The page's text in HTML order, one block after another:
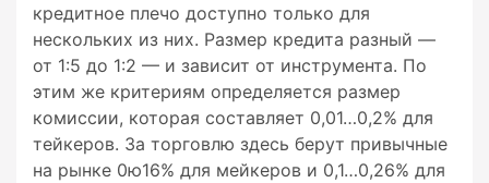
кредитное плечо доступно только для
нескольких из них. Размер кредита разный —
от 1:5 до 1:2 — и зависит от инструмента. По
этим же критериям определяется размер
комиссии, которая составляет 0,01…0,2% для
тейкеров. За торговлю здесь берут привычные
на рынке 0ю16% для мейкеров и 0,1…0,26% для